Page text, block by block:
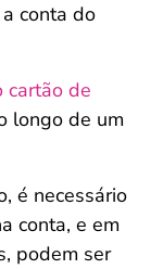
conta do
cartão de
longo de um
é necessário
conta, e em
podem ser